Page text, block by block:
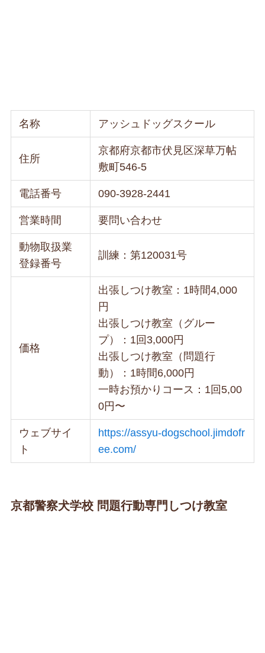
名称 アッシュドッグスクール
住所
京都府京都市伏見区深草万帖
敷町546-5
電話番号 090-3928-2441
営業時間 要問い合わせ
動物取扱業
登録番号
訓練：第120031号
価格
出張しつけ教室：1時間4,000
円
出張しつけ教室（グルー
プ）：1回3,000円
出張しつけ教室（問題行
動）：1時間6,000円
一時お預かりコース：1回5,00
0円〜
ウェブサイ
ト
https://assyu-dogschool.jimdofr
ee.com/
京都警察犬学校 問題行動専門しつけ教室